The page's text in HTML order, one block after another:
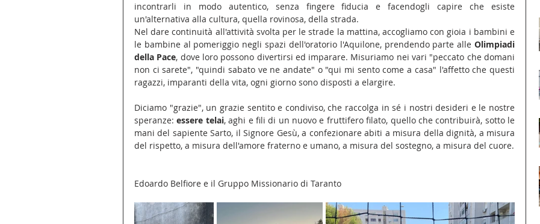
incontrarli in modo autentico, senza fingere fiducia e facendogli capire che esiste
un'alternativa alla cultura, quella rovinosa, della strada.
Nel dare continuità all'attività svolta per le strade la mattina, accogliamo con gioia i bambini e
le bambine al pomeriggio negli spazi dell'oratorio l'Aquilone, prendendo parte alle Olimpiadi
della Pace, dove loro possono divertirsi ed imparare. Misuriamo nei vari "peccato che domani
non ci sarete", "quindi sabato ve ne andate" o "qui mi sento come a casa" l'affetto che questi
ragazzi, imparanti della vita, ogni giorno sono disposti a elargire.
Diciamo "grazie", un grazie sentito e condiviso, che raccolga in sé i nostri desideri e le nostre
speranze: essere telai, aghi e fili di un nuovo e fruttifero filato, quello che contribuirà, sotto le
mani del sapiente Sarto, il Signore Gesù, a confezionare abiti a misura della dignità, a misura
del rispetto, a misura dell'amore fraterno e umano, a misura del sostegno, a misura del cuore.
Edoardo Belfiore e il Gruppo Missionario di Taranto